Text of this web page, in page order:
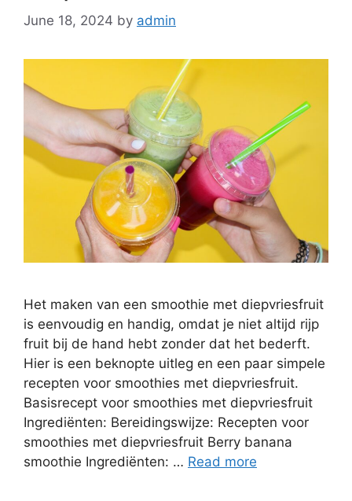
June 18, 2024 by admin
Het maken van een smoothie met diepvriesfruit
is eenvoudig en handig, omdat je niet altijd rijp
fruit bij de hand hebt zonder dat het bederft.
Hier is een beknopte uitleg en een paar simpele
recepten voor smoothies met diepvriesfruit.
Basisrecept voor smoothies met diepvriesfruit
Ingrediënten: Bereidingswijze: Recepten voor
smoothies met diepvriesfruit Berry banana
smoothie Ingrediënten: … Read more